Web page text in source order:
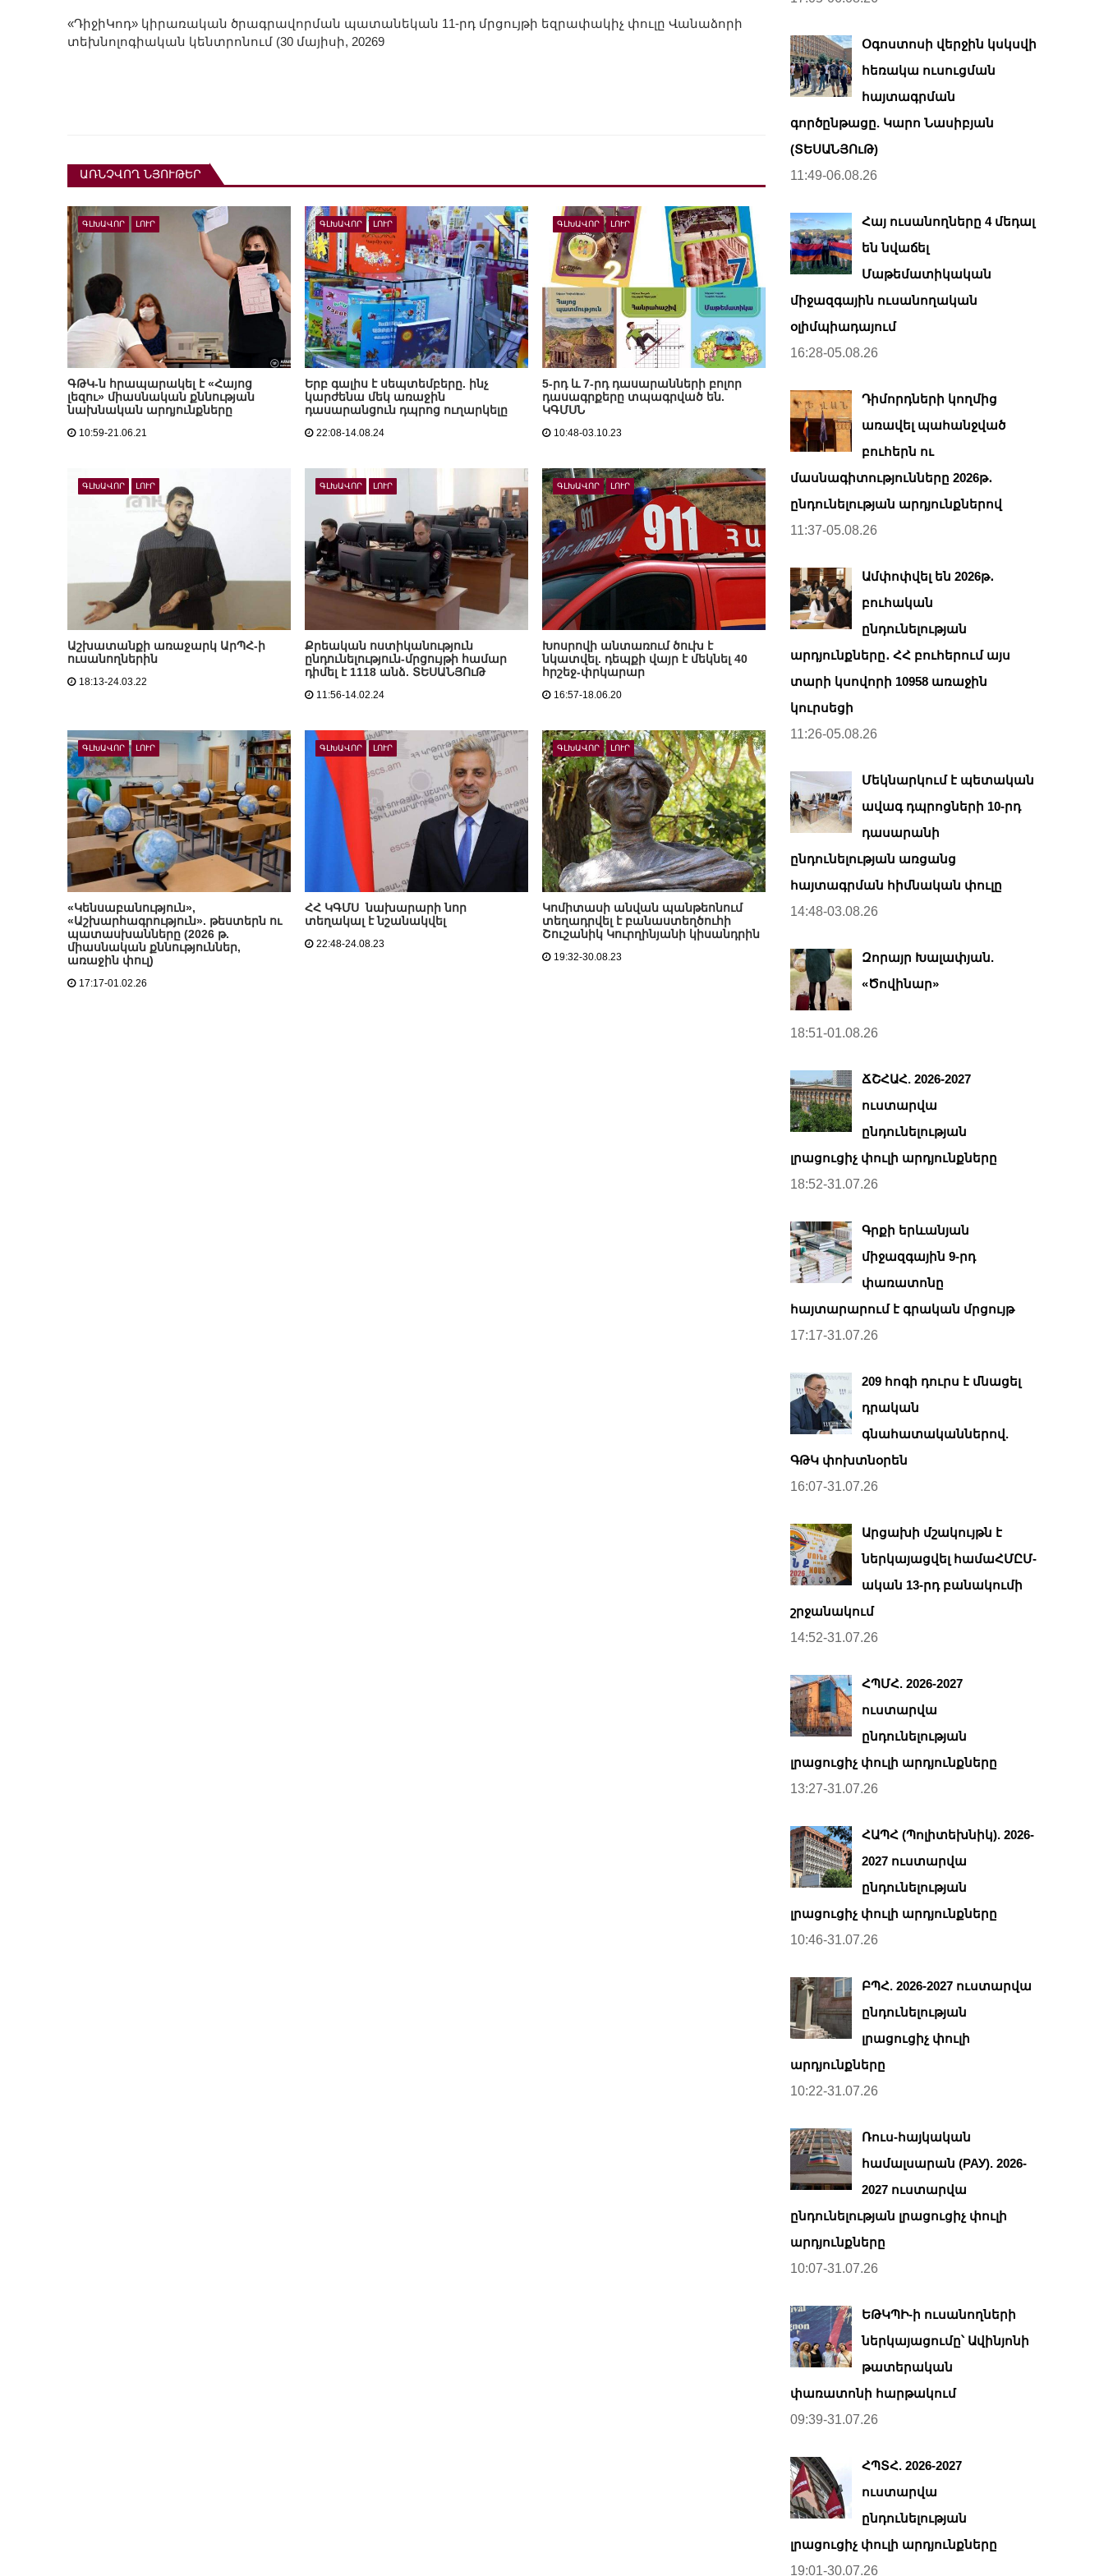
«ԴիջիԿոդ» կիրառական ծրագրավորման պատանեկան 11-րդ մրցույթի եզրափակիչ փուլը Վանաձորի
տեխնոլոգիական կենտրոնում (30 մայիսի, 20269
ԱՌՆՉՎՈՂ ՆՅՈՒԹԵՐ
ԳԼԽԱՎՈՐ ԼՈՒՐ
ԳԹԿ-ն հրապարակել է «Հայոց
լեզու» միասնական քննության
նախնական արդյունքները
10:59-21.06.21
ԳԼԽԱՎՈՐ ԼՈՒՐ
Երբ գալիս է սեպտեմբերը. ինչ
կարժենա մեկ առաջին
դասարանցուն դպրոց ուղարկելը
22:08-14.08.24
ԳԼԽԱՎՈՐ ԼՈՒՐ
5-րդ և 7-րդ դասարանների բոլոր
դասագրքերը տպագրված են.
ԿԳՄՍՆ
10:48-03.10.23
ԳԼԽԱՎՈՐ ԼՈՒՐ
Աշխատանքի առաջարկ ԱրՊՀ-ի
ուսանողներին
18:13-24.03.22
ԳԼԽԱՎՈՐ ԼՈՒՐ
Քրեական ոստիկանություն
ընդունելություն-մրցույթի համար
դիմել է 1118 անձ. ՏԵՍԱՆՅՈւԹ
11:56-14.02.24
ԳԼԽԱՎՈՐ ԼՈՒՐ
Խոսրովի անտառում ծուխ է
նկատվել. դեպքի վայր է մեկնել 40
հրշեջ-փրկարար
16:57-18.06.20
ԳԼԽԱՎՈՐ ԼՈՒՐ
«Կենսաբանություն»,
«Աշխարհագրություն». թեստերն ու
պատասխանները (2026 թ.
միասնական քննություններ,
առաջին փուլ)
17:17-01.02.26
ԳԼԽԱՎՈՐ ԼՈՒՐ
ՀՀ ԿԳՄՍ նախարարի նոր
տեղակալ է նշանակվել
22:48-24.08.23
ԳԼԽԱՎՈՐ ԼՈՒՐ
Կոմիտասի անվան պանթեոնում
տեղադրվել է բանաստեղծուհի
Շուշանիկ Կուրղինյանի կիսանդրին
19:32-30.08.23
Օգոստոսի վերջին կսկսվի
հեռակա ուսուցման
հայտագրման
գործընթացը. Կարո Նասիբյան
(ՏԵՍԱՆՅՈւԹ)
11:49-06.08.26
Հայ ուսանողները 4 մեդալ
են նվաճել
Մաթեմատիկական
միջազգային ուսանողական
օլիմպիադայում
16:28-05.08.26
Դիմորդների կողմից
առավել պահանջված
բուհերն ու
մասնագիտությունները 2026թ․
ընդունելության արդյունքներով
11:37-05.08.26
Ամփոփվել են 2026թ․
բուհական
ընդունելության
արդյունքները․ ՀՀ բուհերում այս
տարի կսովորի 10958 առաջին
կուրսեցի
11:26-05.08.26
Մեկնարկում է պետական
ավագ դպրոցների 10-րդ
դասարանի
ընդունելության առցանց
հայտագրման հիմնական փուլը
14:48-03.08.26
Զորայր Խալափյան.
«Ծովինար»
18:51-01.08.26
ՃՇՀԱՀ. 2026-2027
ուստարվա
ընդունելության
լրացուցիչ փուլի արդյունքները
18:52-31.07.26
Գրքի երևանյան
միջազգային 9-րդ
փառատոնը
հայտարարում է գրական մրցույթ
17:17-31.07.26
209 հոգի դուրս է մնացել
դրական
գնահատականներով.
ԳԹԿ փոխտնօրեն
16:07-31.07.26
Արցախի մշակույթն է
ներկայացվել համաՀՄԸՄ-
ական 13-րդ բանակումի
շրջանակում
14:52-31.07.26
ՀՊՄՀ. 2026-2027
ուստարվա
ընդունելության
լրացուցիչ փուլի արդյունքները
13:27-31.07.26
ՀԱՊՀ (Պոլիտեխնիկ). 2026-
2027 ուստարվա
ընդունելության
լրացուցիչ փուլի արդյունքները
10:46-31.07.26
ԲՊՀ. 2026-2027 ուստարվա
ընդունելության
լրացուցիչ փուլի
արդյունքները
10:22-31.07.26
Ռուս-հայկական
համալսարան (РАУ). 2026-
2027 ուստարվա
ընդունելության լրացուցիչ փուլի
արդյունքները
10:07-31.07.26
ԵԹԿՊԻ-ի ուսանողների
ներկայացումը՝ Ավինյոնի
թատերական
փառատոնի հարթակում
09:39-31.07.26
ՀՊՏՀ. 2026-2027
ուստարվա
ընդունելության
լրացուցիչ փուլի արդյունքները
19:01-30.07.26